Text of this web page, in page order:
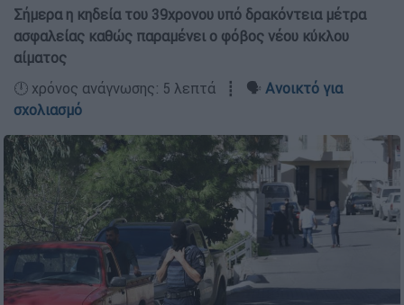
Σήμερα η κηδεία του 39χρονου υπό δρακόντεια μέτρα
ασφαλείας καθώς παραμένει ο φόβος νέου κύκλου
αίματος
🕛 χρόνος ανάγνωσης: 5 λεπτά ┋ 🗣️ Ανοικτό για
σχολιασμό